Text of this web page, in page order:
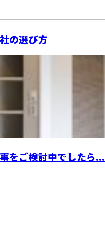
の選び方
をご検討中でしたら...